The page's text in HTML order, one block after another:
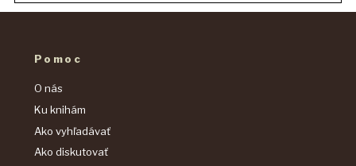
Pomoc
O nás
Ku knihám
Ako vyhľadávať
Ako diskutovať